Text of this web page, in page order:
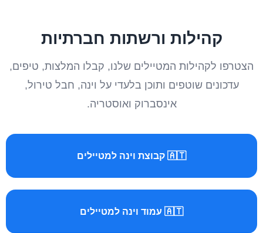
קהילות ורשתות חברתיות
הצטרפו לקהילות המטיילים שלנו, קבלו המלצות, טיפים,
עדכונים שוטפים ותוכן בלעדי על וינה, חבל טירול,
אינסברוק ואוסטריה.
🇦🇹 קבוצת וינה למטיילים
🇦🇹 עמוד וינה למטיילים